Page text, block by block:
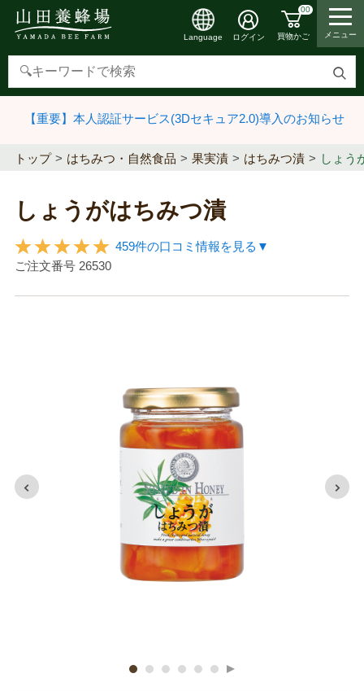
検
す
Language ログイン
00
買物かご メニュー
【重要】本人認証サービス(3Dセキュア2.0)導入のお知らせ
トップ はちみつ・自然食品 果実漬 はちみつ漬 しょう
しょうがはちみつ漬
459件の口コミ情報を見る▼
ご注文番号 26530